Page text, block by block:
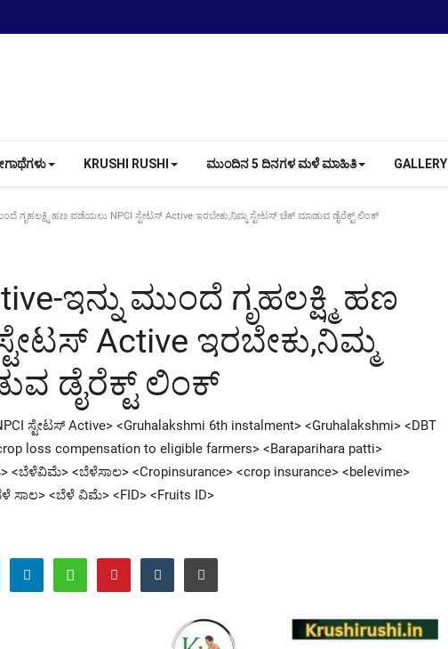
KRUSHI RUSHI ಮುಂದಿನ 5 ದಿನಗಳ ಮಳೆ ಮಾಹಿತಿ GALLERY
ಗೃಹಲಕ್ಷ್ಮಿ ಹಣ ಪಡೆಯಲು NPCI ಸ್ಟೇಟಸ್ Active ಇರಬೇಕು,ನಿಮ್ಮ ಸ್ಟೇಟಸ್ ಚೆಕ್ ಮಾಡುವ ಡೈರೆಕ್ಟ್ ಲಿಂಕ್
ಇನ್ನು ಮುಂದೆ ಗೃಹಲಕ್ಷ್ಮಿ ಹಣ
Active ಇರಬೇಕು,ನಿಮ್ಮ
ಡೈರೆಕ್ಟ್ ಲಿಂಕ್
ಸ್ಟೇಟಸ್ Active> <Gruhalakshmi 6th instalment> <Gruhalakshmi> <DBT
loss compensation to eligible farmers> <Baraparihara patti>
<ಬೆಳೆವಿಮೆ> <ಬೆಳೆಸಾಲ> <Cropinsurance> <crop insurance> <belevime>
ಸಾಲ> <ಬೆಳೆ ವಿಮೆ> <FID> <Fruits ID>